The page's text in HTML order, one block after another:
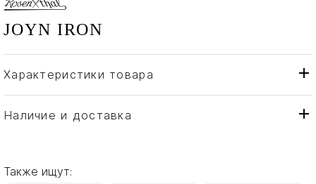
JOYN IRON
Характеристики товара
Бренд
Rosenthal
Страна производителя
Наличие и доставка
Также ищут: